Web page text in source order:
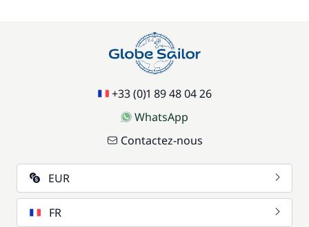
+33 (0)1 89 48 04 26
WhatsApp
Contactez-nous
EUR
FR